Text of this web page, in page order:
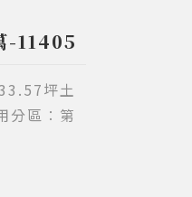
-11405
坪土
分區∶第